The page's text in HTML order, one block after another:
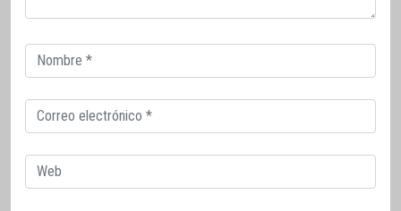
Correo
electrónico
Correo
electrónico
Web